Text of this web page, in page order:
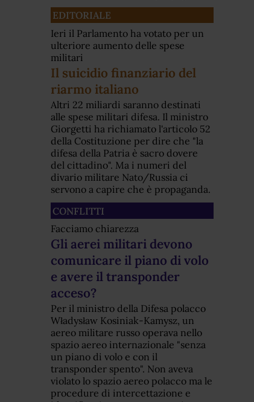
EDITORIALE
Ieri il Parlamento ha votato per un
ulteriore aumento delle spese
militari
Il suicidio finanziario del
riarmo italiano
Altri 22 miliardi saranno destinati
alle spese militari difesa. Il ministro
Giorgetti ha richiamato l'articolo 52
della Costituzione per dire che "la
difesa della Patria è sacro dovere
del cittadino". Ma i numeri del
divario militare Nato/Russia ci
servono a capire che è propaganda.
CONFLITTI
Facciamo chiarezza
Gli aerei militari devono
comunicare il piano di volo
e avere il transponder
acceso?
Per il ministro della Difesa polacco
Władysław Kosiniak-Kamysz, un
aereo militare russo operava nello
spazio aereo internazionale "senza
un piano di volo e con il
transponder spento". Non aveva
violato lo spazio aereo polacco ma le
procedure di intercettazione e